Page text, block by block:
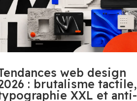
web design
: brutalisme tactile,
XXL et anti-